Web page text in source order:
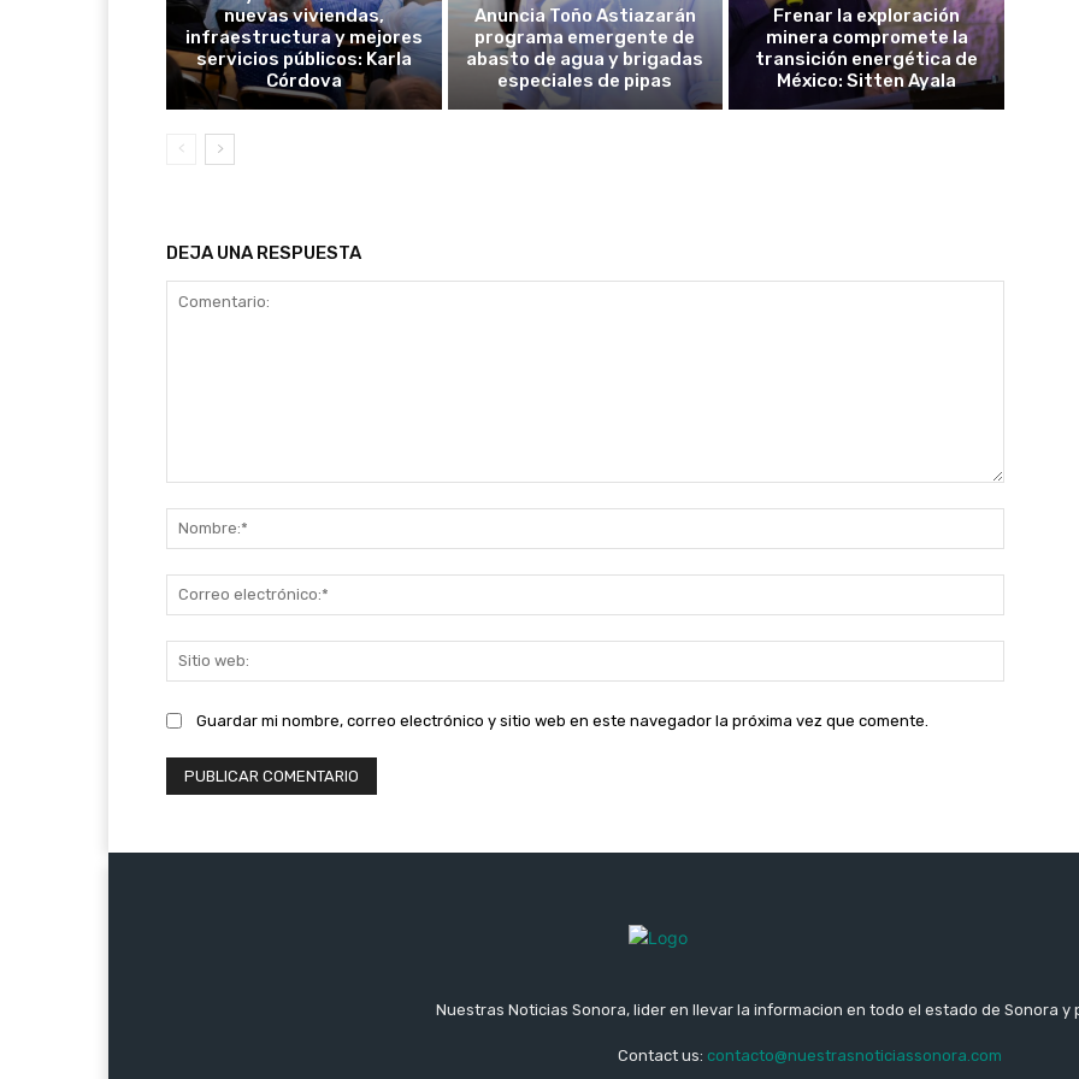
nuevas viviendas,
infraestructura y mejores
servicios públicos: Karla
Córdova
Anuncia Toño Astiazarán
programa emergente de
abasto de agua y brigadas
especiales de pipas
Frenar la exploración
minera compromete la
transición energética de
México: Sitten Ayala
DEJA UNA RESPUESTA
web:
Guardar mi nombre, correo electrónico y sitio web en este navegador la próxima vez que comente.
Nuestras Noticias Sonora, lider en llevar la informacion en todo el estado de Sonora y
Contact us: contacto@nuestrasnoticiassonora.com